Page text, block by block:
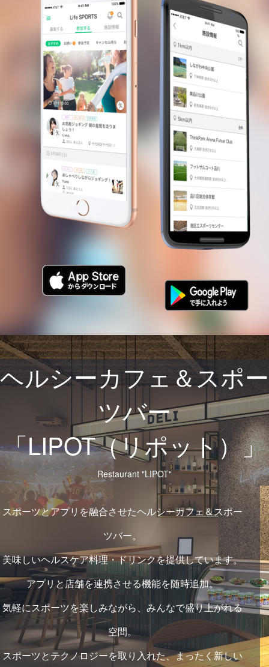
ヘルシーカフェ＆スポー
ツバー
「LIPOT（リポット）」
Restaurant "LIPOT"
スポーツとアプリを融合させたヘルシーカフェ＆スポー
ツバー。
美味しいヘルスケア料理・ドリンクを提供しています。
アプリと店舗を連携させる機能を随時追加。
気軽にスポーツを楽しみながら、みんなで盛り上がれる
空間。
スポーツとテクノロジーを取り入れた、まったく新しい